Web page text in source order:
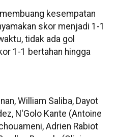
kesempatan
skor menjadi 1-1
tidak ada gol
1-1 bertahan hingga
William Saliba, Dayot
N'Golo Kante (Antoine
Adrien Rabiot